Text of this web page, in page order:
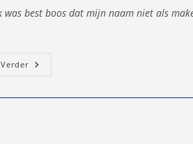
was best boos dat mijn naam niet als
Rob